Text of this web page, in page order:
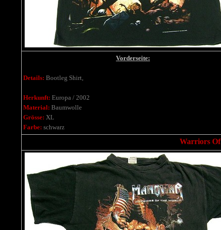
Vorderseite:
Details: Bootleg Shirt,
Herkunft: Europa / 2002
Material: Baumwolle
Grösse: XL
Farbe: schwarz
Warriors